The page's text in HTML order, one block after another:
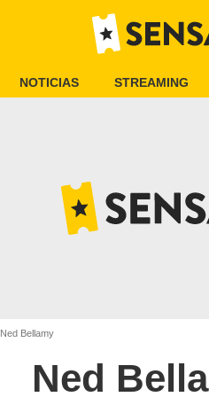
NOTICIAS STREAMING
Ned Bellamy
Ned